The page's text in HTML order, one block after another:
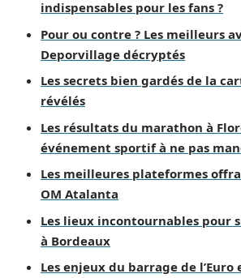
indispensables pour les fans ?
Pour ou contre ? Les meilleurs
Deporvillage décryptés
Les secrets bien gardés de la
révélés
Les résultats du marathon à
événement sportif à ne pas
Les meilleures plateformes
OM Atalanta
Les lieux incontournables pour
à Bordeaux
Les enjeux du barrage de l’Euro